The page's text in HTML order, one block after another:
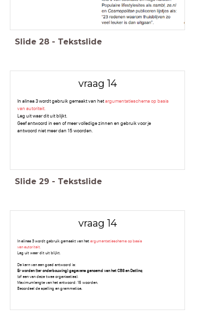
Slide 28 - Tekstslide
vraag 14
In alinea 3 wordt gebruik gemaakt van hetargumentatieschema op basis
van autoriteit.
Leg uit waar dit uit blijkt.
Geef antwoord in een of meer volledige zinnen en gebruik voor je
antwoord niet meer dan 15 woorden.
Slide 29 - Tekstslide
vraag 14
In alinea 3 wordt gebruik gemaakt van het argumentatieschema op basis
van autoriteit.
Leg uit waar dit uit blijkt.
De kern van een goed antwoord is:
Er worden (ter onderbouwing) gegevens genoemd van het CBS en Datlinq
(of een van deze twee organisaties).
Maximumlengte van het antwoord: 15 woorden.
Beoordeel de spelling en grammatica.